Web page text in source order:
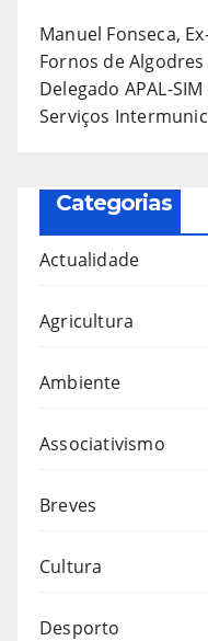
Manuel Fonseca,
Fornos de
Delegado APAL-
Serviços
Categorias
Actualidade
Agricultura
Ambiente
Associativismo
Breves
Cultura
Desporto